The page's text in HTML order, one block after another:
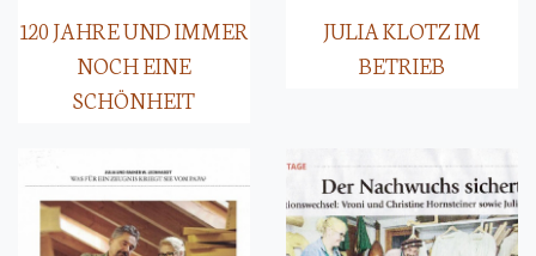
120 JAHRE UND IMMER
NOCH EINE
SCHÖNHEIT
JULIA KLOTZ IM
BETRIEB